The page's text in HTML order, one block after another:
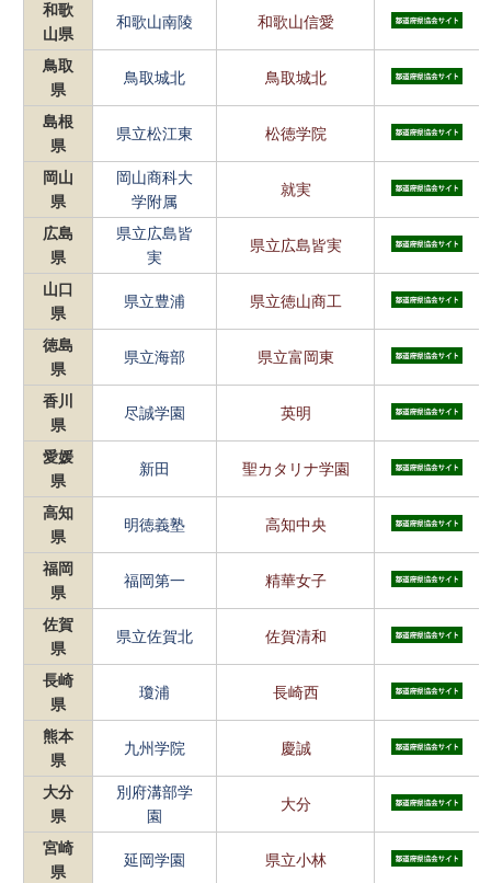
和歌
山県
和歌山南陵 和歌山信愛
鳥取
県
鳥取城北 鳥取城北
島根
県
県立松江東 松徳学院
岡山
県
岡山商科大
学附属
就実
広島
県
県立広島皆
実
県立広島皆実
山口
県
県立豊浦 県立徳山商工
徳島
県
県立海部 県立富岡東
香川
県
尽誠学園 英明
愛媛
県
新田 聖カタリナ学園
高知
県
明徳義塾 高知中央
福岡
県
福岡第一 精華女子
佐賀
県
県立佐賀北 佐賀清和
長崎
県
瓊浦 長崎西
熊本
県
九州学院 慶誠
大分
県
別府溝部学
園
大分
宮崎
県
延岡学園 県立小林